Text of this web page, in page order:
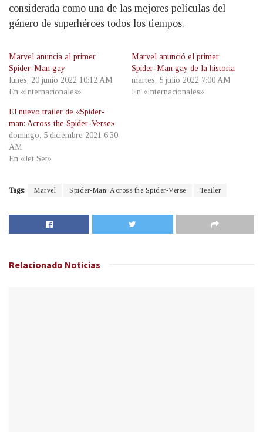
considerada como una de las mejores películas del
género de superhéroes todos los tiempos.
Marvel anuncia al primer
Spider-Man gay
lunes, 20 junio 2022 10:12 AM
En «Internacionales»
Marvel anunció el primer
Spider-Man gay de la historia
martes, 5 julio 2022 7:00 AM
En «Internacionales»
El nuevo trailer de «Spider-
man: Across the Spider-Verse»
domingo, 5 diciembre 2021 6:30
AM
En «Jet Set»
Tags: Marvel Spider-Man: Across the Spider-Verse Teailer
Relacionado Noticias